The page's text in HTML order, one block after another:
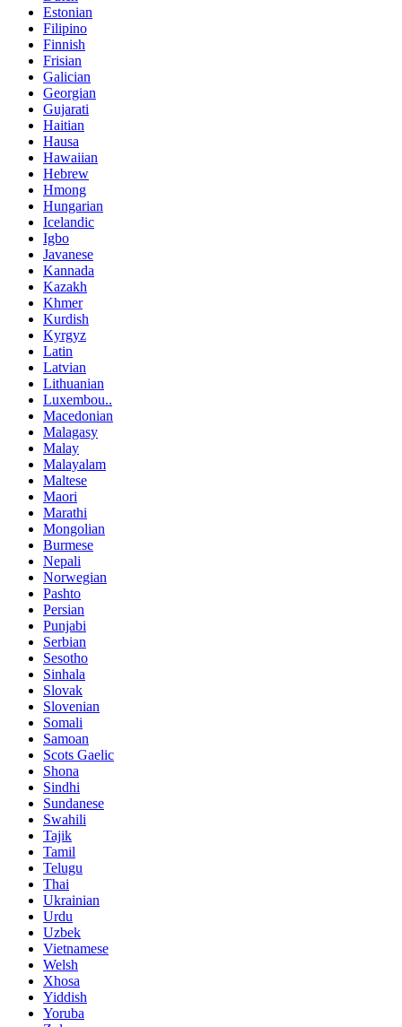
Estonian
Filipino
Finnish
Frisian
Galician
Georgian
Gujarati
Haitian
Hausa
Hawaiian
Hebrew
Hmong
Hungarian
Icelandic
Igbo
Javanese
Kannada
Kazakh
Khmer
Kurdish
Kyrgyz
Latin
Latvian
Lithuanian
Luxembou..
Macedonian
Malagasy
Malay
Malayalam
Maltese
Maori
Marathi
Mongolian
Burmese
Nepali
Norwegian
Pashto
Persian
Punjabi
Serbian
Sesotho
Sinhala
Slovak
Slovenian
Somali
Samoan
Scots Gaelic
Shona
Sindhi
Sundanese
Swahili
Tajik
Tamil
Telugu
Thai
Ukrainian
Urdu
Uzbek
Vietnamese
Welsh
Xhosa
Yiddish
Yoruba